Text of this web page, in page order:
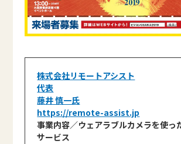
株式会社リモートアシスト
代表
藤井 慎一氏
https://remote-assist.jp
事業内容／ウェアラブルカメラを使っ
サービス